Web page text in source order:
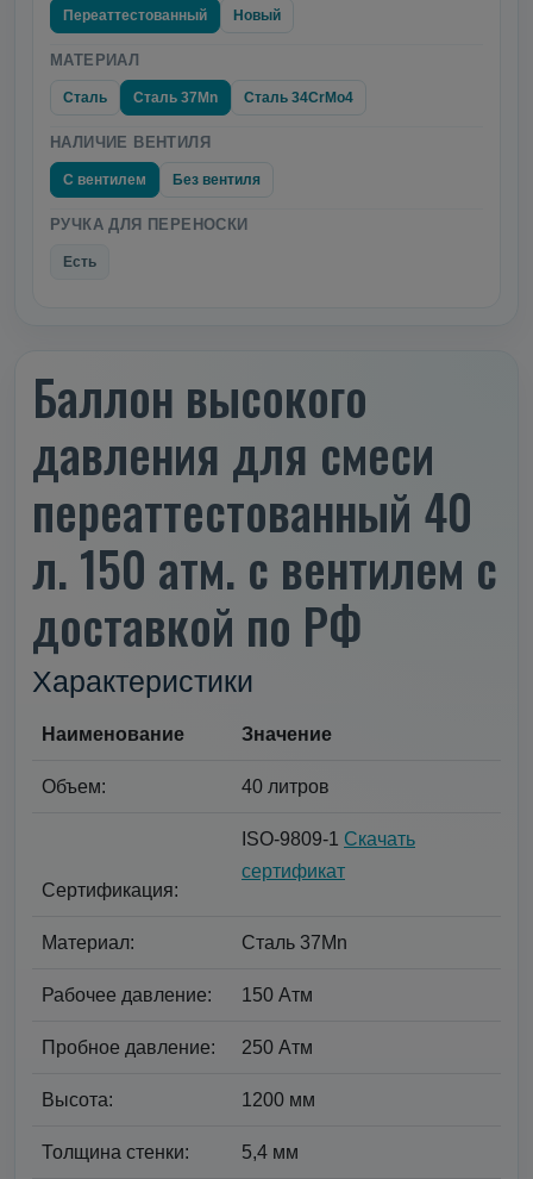
Переаттестованный Новый
МАТЕРИАЛ
Сталь Сталь 37Mn Сталь 34CrMo4
НАЛИЧИЕ ВЕНТИЛЯ
С вентилем Без вентиля
РУЧКА ДЛЯ ПЕРЕНОСКИ
Есть
Баллон высокого
давления для смеси
переаттестованный 40
л. 150 атм. с вентилем с
доставкой по РФ
Характеристики
Наименование Значение
Объем: 40 литров
Сертификация:
ISO-9809-1 Скачать
сертификат
Материал: Сталь 37Mn
Рабочее давление: 150 Атм
Пробное давление: 250 Атм
Высота: 1200 мм
Толщина стенки: 5,4 мм